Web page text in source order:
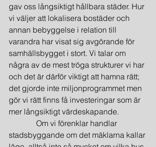
gav oss långsiktigt hållbara städer. Hur
vi väljer att lokalisera bostäder och
annan bebyggelse i relation till
varandra har visat sig avgörande för
samhällsbygget i stort. Vi talar om
några av de mest tröga strukturer vi har
och det är därför viktigt att hamna rätt;
det gjorde inte miljonprogrammet men
gör vi rätt finns få investeringar som är
mer långsiktigt värdeskapande.
Om vi förenklar handlar
stadsbyggande om det mäklarna kallar